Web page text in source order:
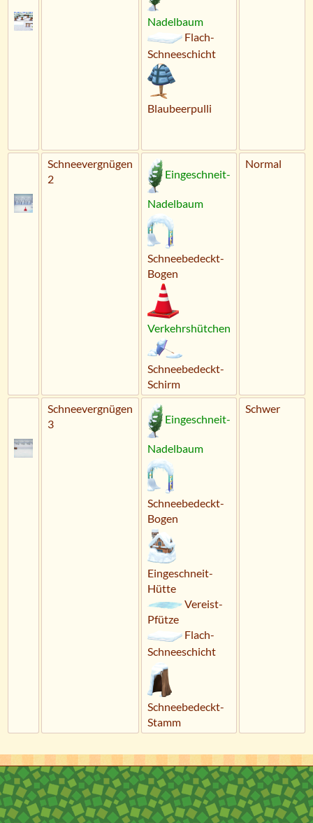
Nadelbaum
Flach-
Schneeschicht
Blaubeerpulli
Schneevergnügen
2
Eingeschneit-
Nadelbaum
Schneebedeckt-
Bogen
Verkehrshütchen
Schneebedeckt-
Schirm
Normal
Schneevergnügen
3
Eingeschneit-
Nadelbaum
Schneebedeckt-
Bogen
Eingeschneit-
Hütte
Vereist-
Pfütze
Flach-
Schneeschicht
Schneebedeckt-
Stamm
Schwer